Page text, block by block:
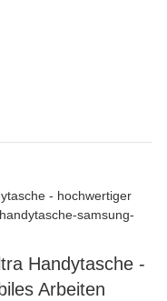
Handytasche -
Arbeiten